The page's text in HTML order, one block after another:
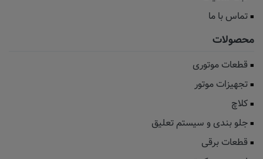
تماس با ما
محصولات
قطعات موتوری
تجهیزات موتور
کلاچ
جلو بندی و سیستم تعلیق
قطعات برقی